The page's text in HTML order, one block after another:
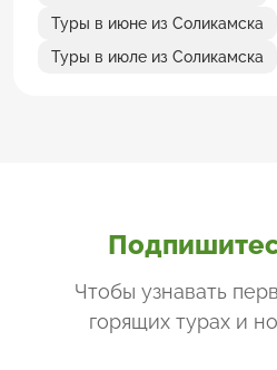
Туры в июне из Соликамска
Туры в июле из Соликамска
Чтобы узнавать
горящих турах и